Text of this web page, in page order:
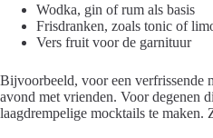
Wodka, gin of rum als basis
Frisdranken, zoals tonic of
Vers fruit voor de garnituur
Bijvoorbeeld, voor een verfrissende
avond met vrienden. Voor degenen
laagdrempelige mocktails te maken.